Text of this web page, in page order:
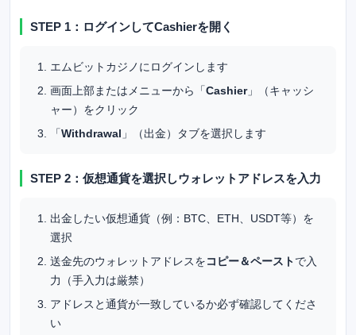
STEP 1：ログインしてCashierを開く
エムビットカジノ にログインします
画面上部またはメニューから「Cashier」（キャッシ
ャー）をクリック
「Withdrawal 」（出金）タブを選択します
STEP 2：仮想通貨を選択しウォレットアドレスを入力
出金したい仮想通貨（例：BTC、ETH、USDT等）を
選択
送金先のウォレットアドレスをコピー＆ペーストで入
力（手入力は厳禁）
アドレスと通貨が一致しているか必ず確認してくださ
い